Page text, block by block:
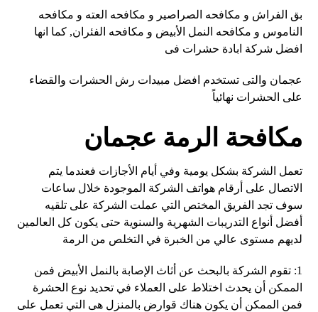
بق الفراش و مكافحه الصراصير و مكافحه العته و مكافحه
الناموس و مكافحه النمل الأبيض و مكافحه الفئران, كما انها
افضل شركة ابادة حشرات فى
عجمان والتى تستخدم افضل مبيدات رش الحشرات والقضاء
على الحشرات نهائياً
مكافحة الرمة عجمان
تعمل الشركة بشكل يومية وفي أيام الأجازات فعندما يتم
الاتصال على أرقام هواتف الشركة الموجودة خلال ساعات
سوف تجد الفريق المختص التي عملت الشركة على تلقيه
أفضل أنواع التدريبات الشهرية والسنوية حتى يكون كل العالمين
لديهم مستوى عالي من الخبرة في التخلص من الرمة
1: تقوم الشركة بالبحث عن أثاث الإصابة بالنمل الأبيض فمن
الممكن أن يحدث اختلاط على العملاء في تحديد نوع الحشرة
فمن الممكن أن يكون هناك قوارض بالمنزل هى التي تعمل على